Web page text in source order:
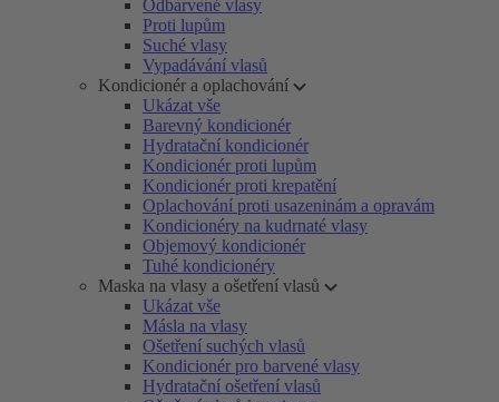
Odbarvené vlasy
Proti lupům
Suché vlasy
Vypadávání vlasů
Kondicionér a oplachování
Ukázat vše
Barevný kondicionér
Hydratační kondicionér
Kondicionér proti lupům
Kondicionér proti krepatění
Oplachování proti usazeninám a opravám
Kondicionéry na kudrnaté vlasy
Objemový kondicionér
Tuhé kondicionéry
Maska na vlasy a ošetření vlasů
Ukázat vše
Másla na vlasy
Ošetření suchých vlasů
Kondicionér pro barvené vlasy
Hydratační ošetření vlasů